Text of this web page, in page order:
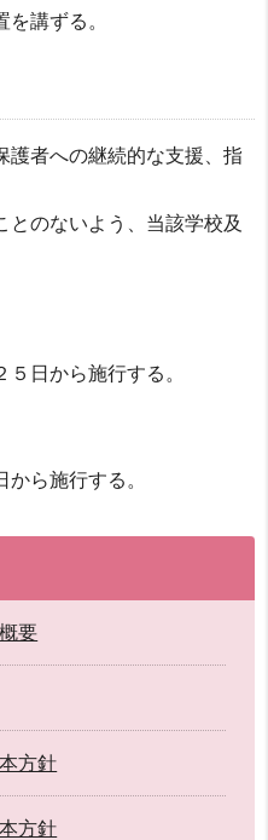
講ずる。
護者への継続的な支援、指
とのないよう、当該学校及
日から施行する。
ら施行する。
要
方針
方針